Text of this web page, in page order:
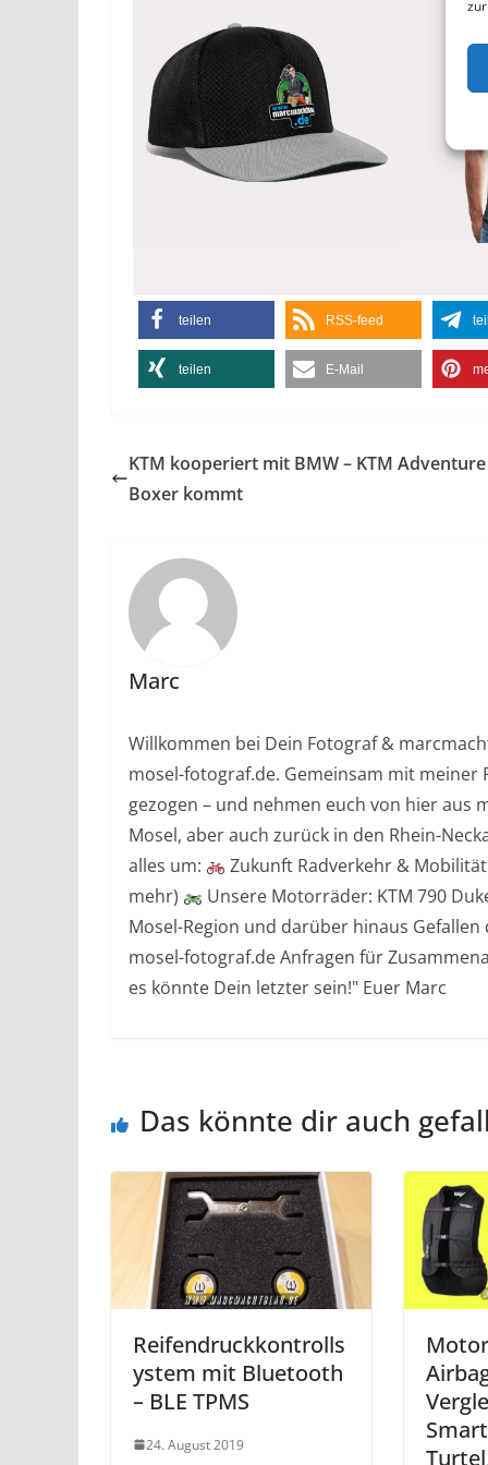
teilen RSS-feed
teilen E-Mail
KTM kooperiert mit BMW – KTM
Boxer kommt
Marc
Willkommen bei Dein Fotograf &
mosel-fotograf.de. Gemeinsam mit meiner
gezogen – und nehmen euch von hier aus
Mosel, aber auch zurück in den Rhein-
alles um:
Zukunft Radverkehr & Mobilität
mehr)
Unsere Motorräder: KTM 790
Mosel-Region und darüber hinaus
mosel-fotograf.de Anfragen für
es könnte Dein letzter sein!" Euer Marc
Das könnte dir auch
Reifendruckkontrolls
ystem mit Bluetooth
– BLE TPMS
24. August 2019